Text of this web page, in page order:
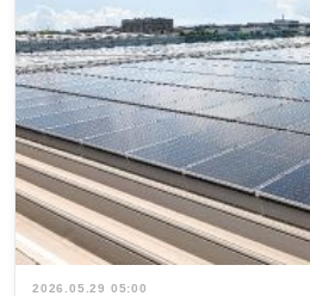
2026.05.29 05:00